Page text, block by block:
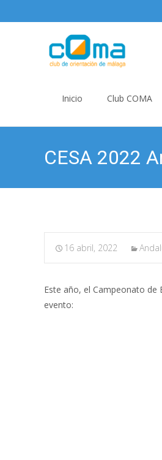
Inicio Club COMA
CESA 2022
16 abril, 2022
Este año, el Campeonato de
evento: